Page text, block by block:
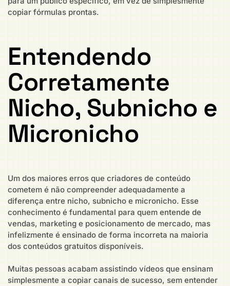
copiar fórmulas prontas.
Entendendo
Corretamente
Nicho, Subnicho e
Micronicho
Um dos maiores erros que criadores de conteúdo
cometem é não compreender adequadamente a
diferença entre nicho, subnicho e micronicho. Esse
conhecimento é fundamental para quem entende de
vendas, marketing e posicionamento de mercado, mas
infelizmente é ensinado de forma incorreta na maioria
dos conteúdos gratuitos disponíveis.
Muitas pessoas acabam assistindo vídeos que ensinam
simplesmente a copiar canais de sucesso, sem entender